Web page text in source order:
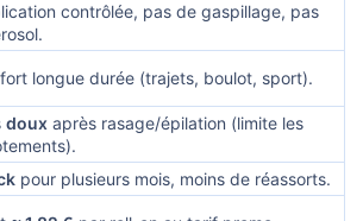
contrôlée, pas de gaspillage, pas
longue durée (trajets, boulot, sport).
doux après rasage/épilation (limite les
pour plusieurs mois, moins de réassorts.